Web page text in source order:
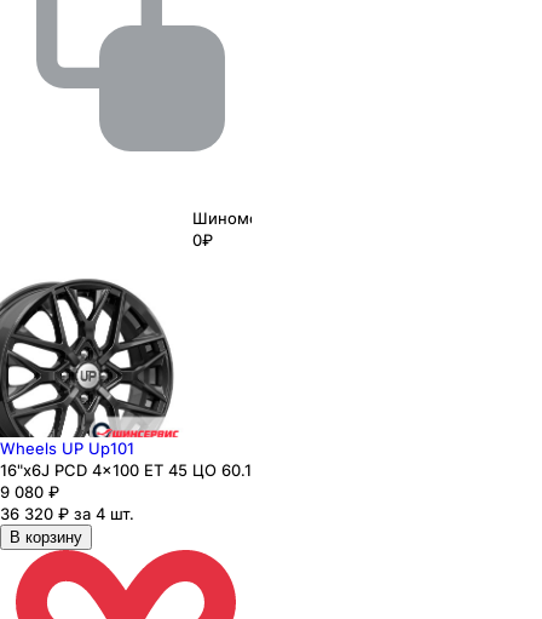
Шиномонтаж
0₽
Wheels UP Up101
16"x6J PCD 4x100 ЕТ 45 ЦО 60.1
9 080 ₽
36 320 ₽ за 4 шт.
В корзину